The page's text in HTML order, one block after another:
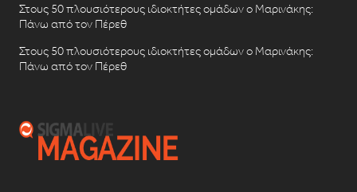
Στους 50 πλουσιότερους ιδιοκτήτες ομάδων ο Μαρινάκης:
Πάνω από τον Πέρεθ
Στους 50 πλουσιότερους ιδιοκτήτες ομάδων ο Μαρινάκης:
Πάνω από τον Πέρεθ